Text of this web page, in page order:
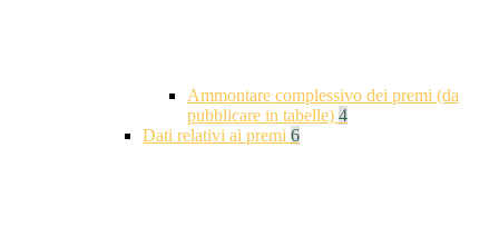
Ammontare complessivo dei premi (da
pubblicare in tabelle) 4
Dati relativi ai premi 6